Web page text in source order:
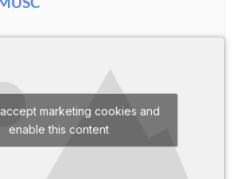
marketing cookies and
enable this content